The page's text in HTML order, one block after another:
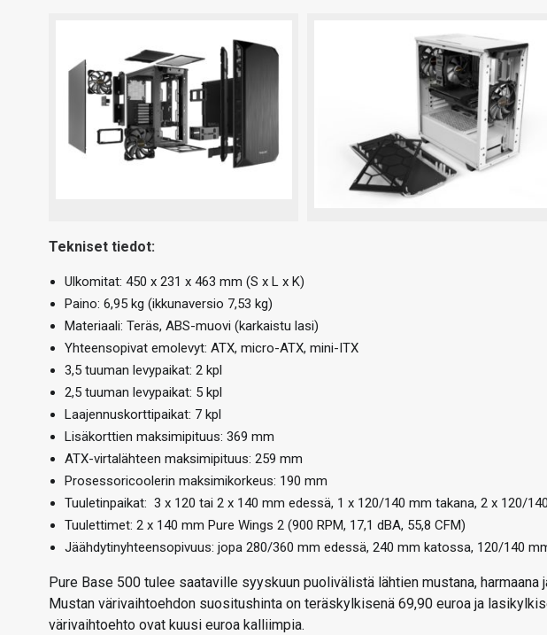
Tekniset tiedot:
Ulkomitat: 450 x 231 x 463 mm (S x L x K)
Paino: 6,95 kg (ikkunaversio 7,53 kg)
Materiaali: Teräs, ABS-muovi (karkaistu lasi)
Yhteensopivat emolevyt: ATX, micro-ATX, mini-ITX
3,5 tuuman levypaikat: 2 kpl
2,5 tuuman levypaikat: 5 kpl
Laajennuskorttipaikat: 7 kpl
Lisäkorttien maksimipituus: 369 mm
ATX-virtalähteen maksimipituus: 259 mm
Prosessoricoolerin maksimikorkeus: 190 mm
Tuuletinpaikat: 3 x 120 tai 2 x 140 mm edessä, 1 x 120/140 mm takana, 2 x 120/
Tuulettimet: 2 x 140 mm Pure Wings 2 (900 RPM, 17,1 dBA, 55,8 CFM)
Jäähdytinyhteensopivuus: jopa 280/360 mm edessä, 240 mm katossa, 120/140
Pure Base 500 tulee saataville syyskuun puolivälistä lähtien mustana,
Mustan värivaihtoehdon suositushinta on teräskylkisenä 69,90 euroa ja
värivaihtoehto ovat kuusi euroa kalliimpia.